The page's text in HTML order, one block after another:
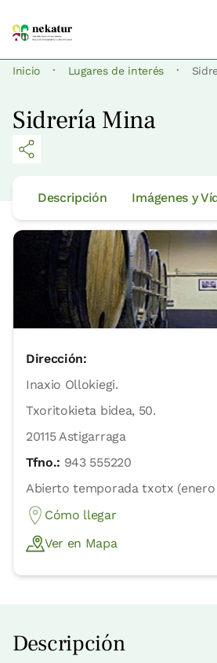
Inicio · Lugares de interés ·
Sidrería Mina
Descripción Imágenes y
Dirección:
Inaxio Ollokiegi.
Txoritokieta bidea, 50.
20115 Astigarraga
Tfno.: 943 555220
Abierto temporada txotx (enero
Cómo llegar
Ver en Mapa
Descripción